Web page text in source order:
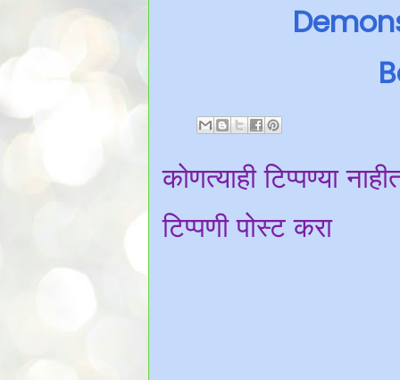
कोणत्याही टिप्पण्‍या
टिप्पणी पोस्ट करा